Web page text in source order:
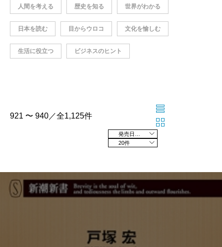
人間を考える 歴史を知る 世界がわかる
日本を読む 目からウロコ 文化を愉しむ
生活に役立つ ビジネスのヒント
921 〜 940／全1,125件
20件